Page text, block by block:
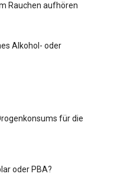
Rauchen aufhören
Alkohol- oder
für die
oder PBA?